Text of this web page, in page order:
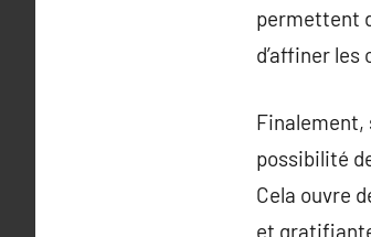
permettent
d’affiner
Finalement,
possibilité
Cela ouvre
et